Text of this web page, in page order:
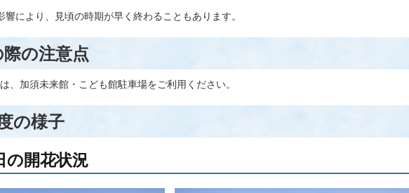
響により、見頃の時期が早く終わることもあります。
の注意点
、加須未来館・こども館駐車場をご利用ください。
の様子
の開花状況